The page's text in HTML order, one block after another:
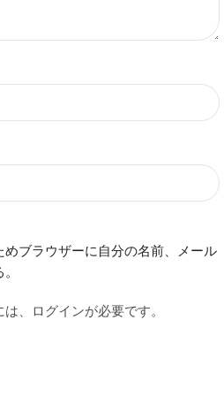
ブラウザーに自分の名前、メール
、ログインが必要です。